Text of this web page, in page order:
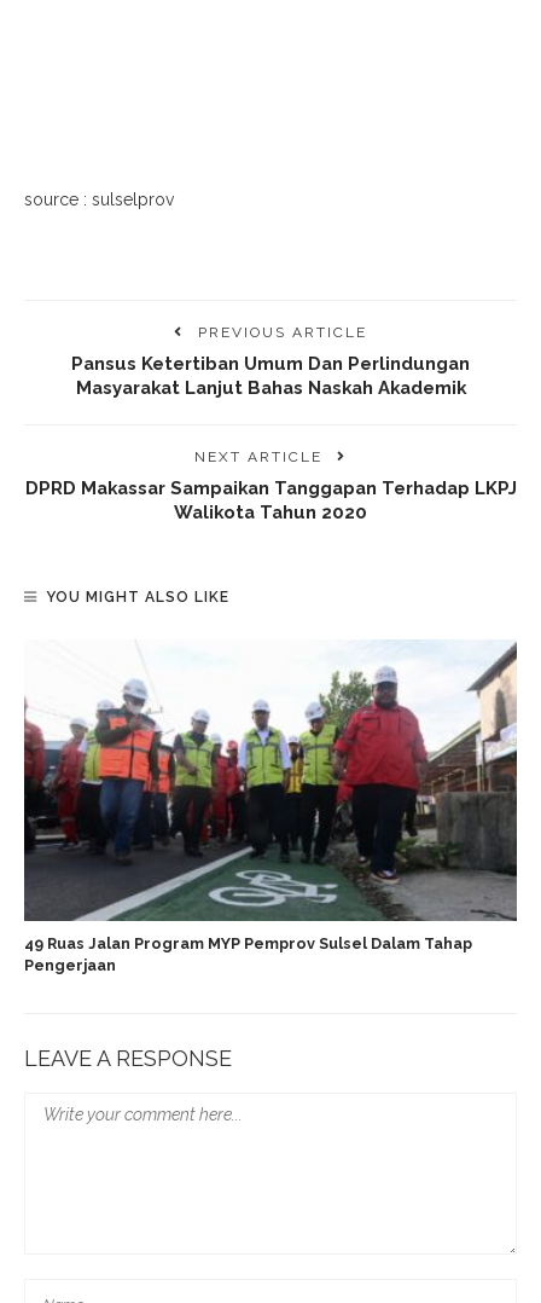
source : sulselprov
PREVIOUS ARTICLE
Pansus Ketertiban Umum Dan Perlindungan
Masyarakat Lanjut Bahas Naskah Akademik
NEXT ARTICLE
DPRD Makassar Sampaikan Tanggapan Terhadap LKPJ
Walikota Tahun 2020
YOU MIGHT ALSO LIKE
49 Ruas Jalan Program MYP Pemprov Sulsel Dalam Tahap
Pengerjaan
LEAVE A RESPONSE